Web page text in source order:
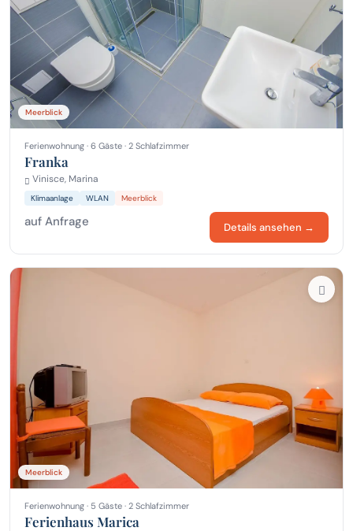
Meerblick
Ferienwohnung · 6 Gäste · 2 Schlafzimmer
Franka
Vinisce, Marina
Klimaanlage WLAN Meerblick
auf Anfrage Details ansehen →
Meerblick
Ferienwohnung · 5 Gäste · 2 Schlafzimmer
Ferienhaus Marica